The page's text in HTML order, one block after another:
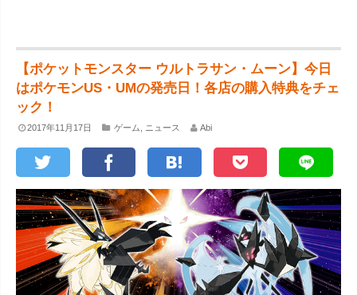
【ポケットモンスター ウルトラサン・ムーン】今日
はポケモンUS・UMの発売日！各店の購入特典をチェ
ック！
2017年11月17日 ゲーム ニュース Abi